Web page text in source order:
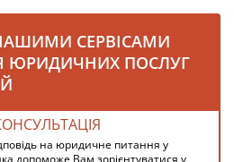
СЕРВІСАМИ
ЮРИДИЧНИХ ПОСЛУГ
на юридичне питання у
допоможе Вам зорієнтуватися у